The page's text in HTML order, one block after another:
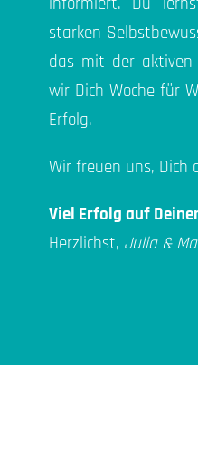
starken
das mit der aktiven
wir Dich Woche für
Erfolg.
Wir freuen uns, Dich
Viel Erfolg auf
Herzlichst, Julia &